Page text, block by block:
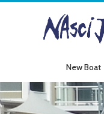
New Boat
新艇情報